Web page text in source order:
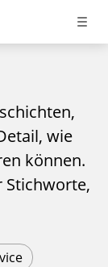
wie
können.
Stichworte,